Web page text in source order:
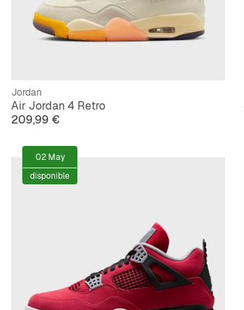
Jordan
Air Jordan 4 Retro
209,99 €
02 May
disponible